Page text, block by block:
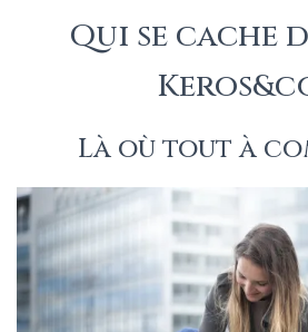
Qui se cache
Là où tout à